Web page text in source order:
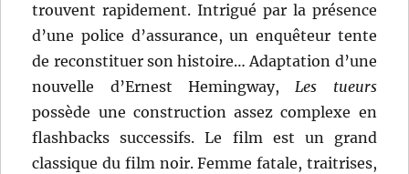
trouvent rapidement. Intrigué par la présence
d’une police d’assurance, un enquêteur tente
de reconstituer son histoire… Adaptation d’une
nouvelle d’Ernest Hemingway,Les tueurs
possède une construction assez complexe en
flashbacks successifs. Le film est un grand
classique du film noir. Femme fatale, traitrises,